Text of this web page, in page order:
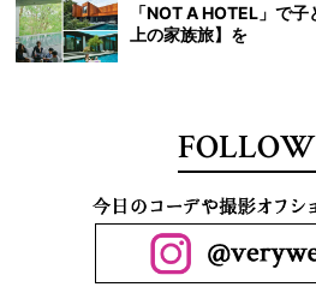
「NOT A HOTEL」で
上の家族旅】を